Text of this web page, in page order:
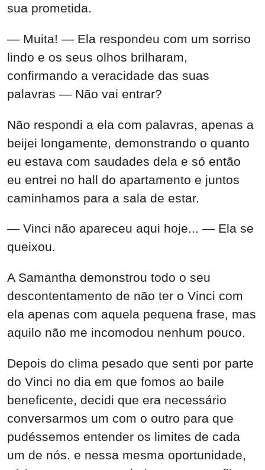
sua prometida.
— Muita! — Ela respondeu com um sorriso
lindo e os seus olhos brilharam,
confirmando a veracidade das suas
palavras — Não vai entrar?
Não respondi a ela com palavras, apenas a
beijei longamente, demonstrando o quanto
eu estava com saudades dela e só então
eu entrei no hall do apartamento e juntos
caminhamos para a sala de estar.
— Vinci não apareceu aqui hoje... — Ela se
queixou.
A Samantha demonstrou todo o seu
descontentamento de não ter o Vinci com
ela apenas com aquela pequena frase, mas
aquilo não me incomodou nenhum pouco.
Depois do clima pesado que senti por parte
do Vinci no dia em que fomos ao baile
beneficente, decidi que era necessário
conversarmos um com o outro para que
pudéssemos entender os limites de cada
um de nós. e nessa mesma oportunidade,